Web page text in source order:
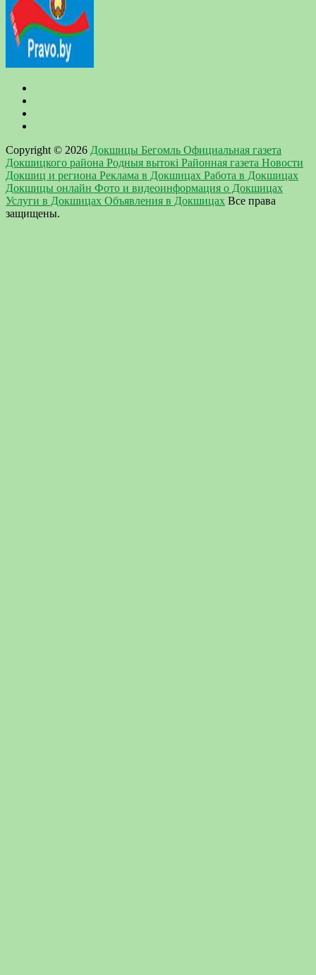
Copyright © 2026 Докшицы Бегомль Официальная газета
Докшицкого района Родныя вытокi Районная газета Новости
Докшиц и региона Реклама в Докшицах Работа в Докшицах
Докшицы онлайн Фото и видеоинформация о Докшицах
Услуги в Докшицах Объявления в Докшицах Все права
защищены.